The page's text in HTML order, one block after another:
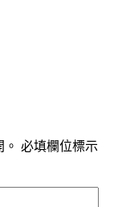
必填欄位標示